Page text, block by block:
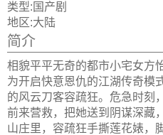
类型: 国产剧
地区:大陆
简介
相貌平平无奇的都市小宅女方
为开启快意恩仇的江湖传奇模
的风云刀客容疏狂。危急时刻
前来营救，把她送到阴谋深藏
山庄里，容疏狂手撕莲花婊，